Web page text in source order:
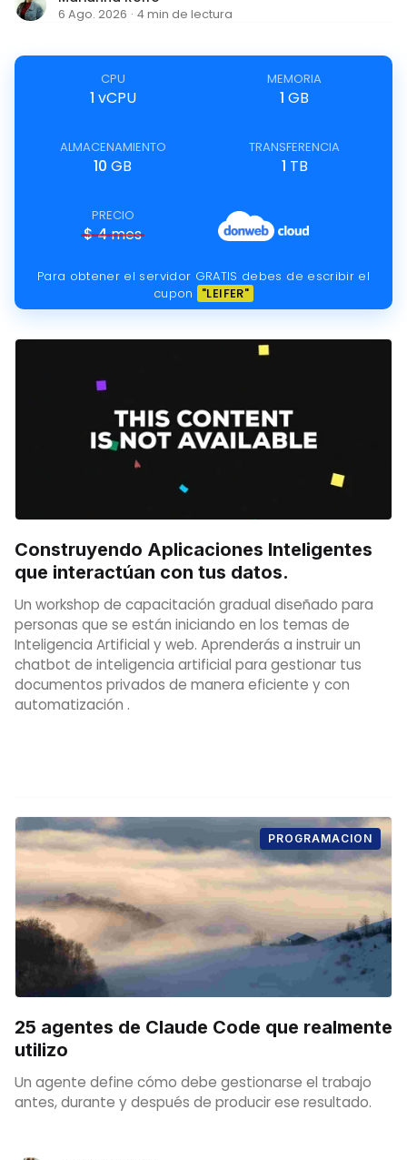
6 Ago. 2026 · 4 min de lectura
CPU
1 vCPU
MEMORIA
1 GB
ALMACENAMIENTO
10 GB
TRANSFERENCIA
1 TB
PRECIO
$4mes
Para obtener el servidor GRATIS debes de escribir el
cupon
"LEIFER"
Construyendo Aplicaciones Inteligentes
que interactúan con tus datos.
Un workshop de capacitación gradual diseñado para
personas que se están iniciando en los temas de
Inteligencia Artificial y web. Aprenderás a instruir un
chatbot de inteligencia artificial para gestionar tus
documentos privados de manera eficiente y con
automatización .
PROGRAMACION
25 agentes de Claude Code que realmente
utilizo
Un agente define cómo debe gestionarse el trabajo
antes, durante y después de producir ese resultado.